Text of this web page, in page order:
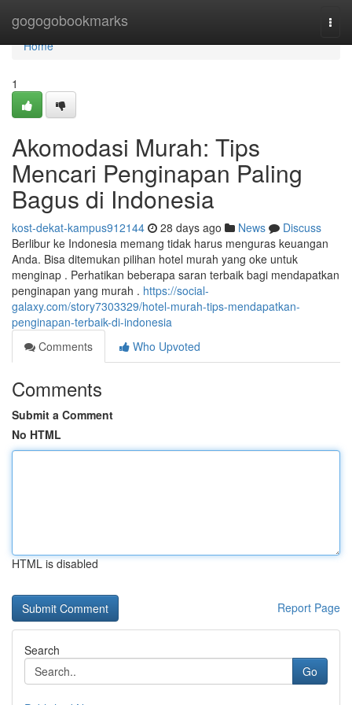
gogogobookmarks
Home
Home
1
Akomodasi Murah: Tips
Mencari Penginapan Paling
Bagus di Indonesia
kost-dekat-kampus912144 28 days ago News
Discuss
Berlibur ke Indonesia memang tidak harus menguras keuangan
Anda. Bisa ditemukan pilihan hotel murah yang oke untuk
menginap . Perhatikan beberapa saran terbaik bagi mendapatkan
penginapan yang murah . https://social-
galaxy.com/story7303329/hotel-murah-tips-mendapatkan-
penginapan-terbaik-di-indonesia
Comments
Who Upvoted
Comments
Submit a Comment
No HTML
HTML is disabled
Report Page
Search
Go